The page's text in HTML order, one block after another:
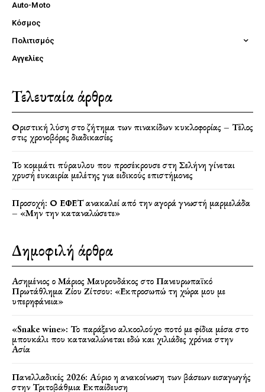
Auto-Moto
Κόσμος
Πολιτισμός
Αγγελίες
Τελευταία άρθρα
Οριστική λύση στο ζήτημα των πινακίδων κυκλοφορίας – Τέλος
στις χρονοβόρες διαδικασίες
Το κομμάτι πύραυλου που προσέκρουσε στη Σελήνη γίνεται
χρυσή ευκαιρία μελέτης για ειδικούς επιστήμονες
Προσοχή: Ο ΕΦΕΤ ανακαλεί από την αγορά γνωστή μαρμελάδα
– «Μην την καταναλώσετε»
Δημοφιλή άρθρα
Ασημένιος ο Μάριος Μαυρουδάκος στο Πανευρωπαϊκό
Πρωτάθλημα Ζίου Ζίτσου: «Εκπροσωπώ τη χώρα μου με
υπερηφάνεια»
«Snake wine»: Το παράξενο αλκοολούχο ποτό με φίδια μέσα στο
μπουκάλι που καταναλώνεται εδώ και χιλιάδες χρόνια στην
Ασία
Πανελλαδικές 2026: Αύριο η ανακοίνωση των βάσεων εισαγωγής
στην Τριτοβάθμια Εκπαίδευση